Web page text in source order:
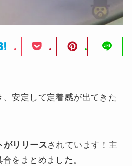
安定して定着感が出てきた
がリリースされています！主
をまとめました。